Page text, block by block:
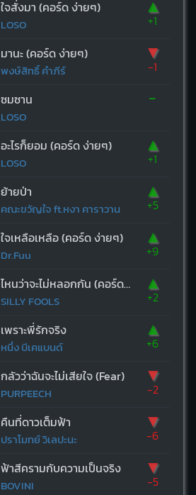
ใจสั่งมา (คอร์ด ง่ายๆ)
LOSO
▲
+1
มานะ (คอร์ด ง่ายๆ)
พงษ์สิทธิ์ คำภีร์
▼
-1
ซมซาน
LOSO
-
อะไรก็ยอม (คอร์ด ง่ายๆ)
LOSO
▲
+1
ย้ายป่า
คณะขวัญใจ ft.หงา คาราวาน
▲
+5
ใจเหลือเหลือ (คอร์ด ง่ายๆ)
Dr.Fuu
▲
+9
ไหนว่าจะไม่หลอกกัน (คอร์ด ง่ายๆ)
SILLY FOOLS
▲
+2
เพราะพี่รักจริง
หนึ่ง บีเคแบนด์
▲
+6
กลัวว่าฉันจะไม่เสียใจ (Fear)
PURPEECH
▼
-2
คืนที่ดาวเต็มฟ้า
ปราโมทย์ วิเลปะนะ
▼
-6
ฟ้าสีครามกับความเป็นจริง
BOVINI
▼
-5